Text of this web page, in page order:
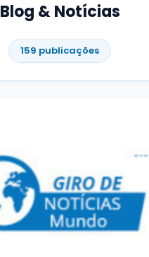
Blog & Notícias
159 publicações